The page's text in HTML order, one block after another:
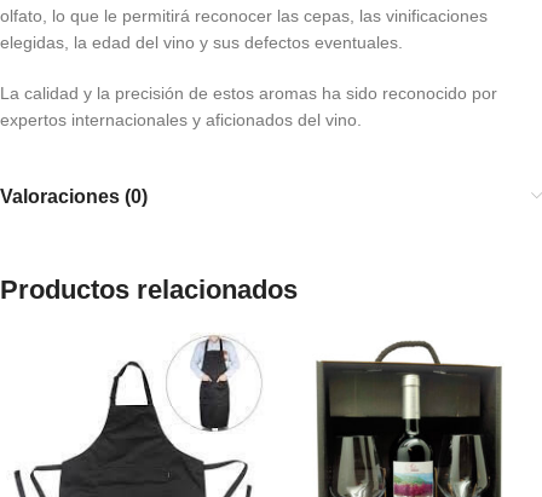
olfato, lo que le permitirá reconocer las cepas, las vinificaciones
elegidas, la edad del vino y sus defectos eventuales.
La calidad y la precisión de estos aromas ha sido reconocido por
expertos internacionales y aficionados del vino.
Valoraciones (0)
Productos relacionados